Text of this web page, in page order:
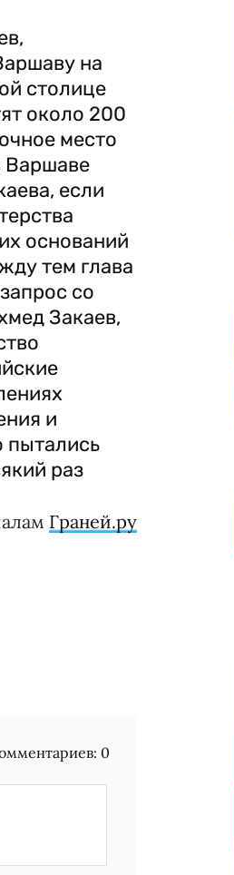
на
столице
около 200
место
Варшаве
если
оснований
тем глава
со
Закаев,
и
пытались
раз
Граней.ру
0